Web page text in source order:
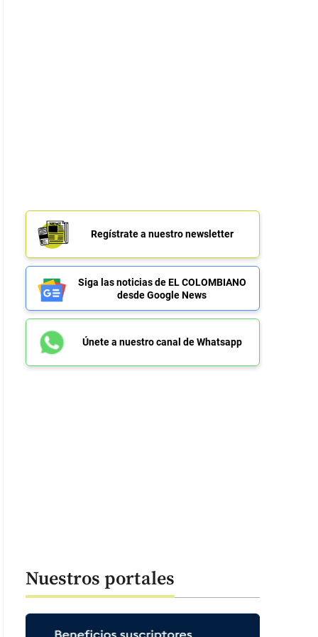
José Arteaga Hernández, alias El Costeño, señalado de ser el autor
y precandidato presidencial Miguel Uribe y fue capturado por las
FOTO: CAPTURA VIDEO POLICÍA NACIONAL
Regístrate a nuestro newsletter
Siga las noticias de EL COLOMBIANO
desde Google News
Únete a nuestro canal de Whatsapp
Nuestros portales